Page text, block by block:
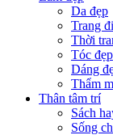
Da đẹp
Trang
Thời
Tóc đẹp
Dáng
Thẩm
Thân tâm trí
Sách
Sống